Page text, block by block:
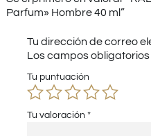
Parfum» Hombre 40 ml”
Tu dirección de correo
Los campos
Tu puntuación
Tu valoración *